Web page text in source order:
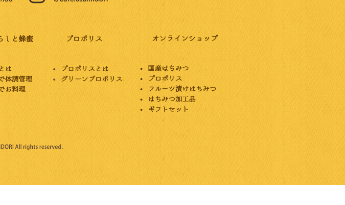
しと蜂蜜
は
体調管理
お料理
プロポリス
プロポリスとは
グリーンプロポリス
オンラインショップ
国産はちみつ
プロポリス
フルーツ漬けはちみつ
はちみつ加工品
ギフトセット